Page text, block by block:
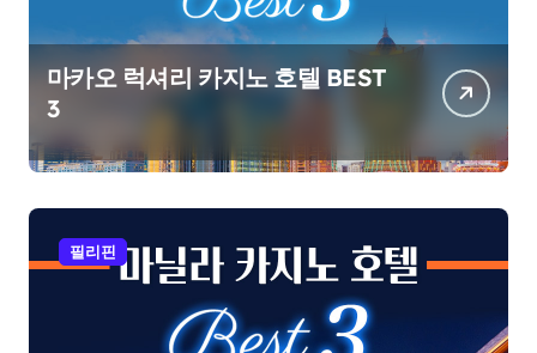
마카오 럭셔리 카지노 호텔 BEST
3
필리핀